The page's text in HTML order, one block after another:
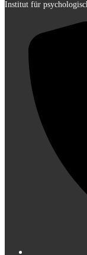
Institut für